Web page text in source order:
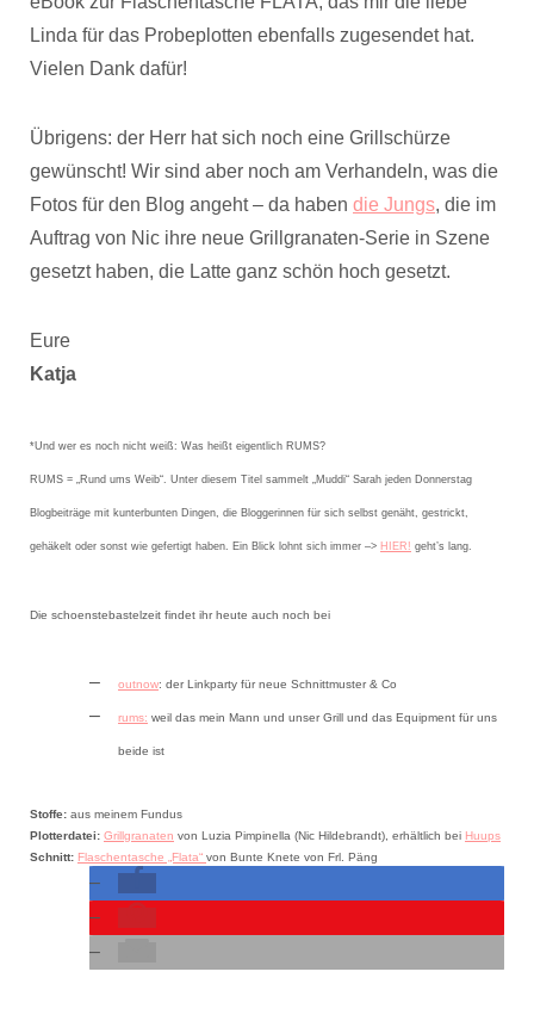
Linda für das Probeplotten ebenfalls zugesendet hat.
Vielen Dank dafür!
Übrigens: der Herr hat sich noch eine Grillschürze
gewünscht! Wir sind aber noch am Verhandeln, was die
Fotos für den Blog angeht – da haben die Jungs, die im
Auftrag von Nic ihre neue Grillgranaten-Serie in Szene
gesetzt haben, die Latte ganz schön hoch gesetzt.
Eure
Katja
*Und wer es noch nicht weiß: Was heißt eigentlich RUMS?
RUMS = „Rund ums Weib“. Unter diesem Titel sammelt „Muddi“ Sarah jeden Donnerstag
Blogbeiträge mit kunterbunten Dingen, die Bloggerinnen für sich selbst genäht, gestrickt,
gehäkelt oder sonst wie gefertigt haben. Ein Blick lohnt sich immer –> HIER! geht’s lang.
Die schoenstebastelzeit findet ihr heute auch noch bei
outnow: der Linkparty für neue Schnittmuster & Co
rums: weil das mein Mann und unser Grill und das Equipment für uns
beide ist
Stoffe: aus meinem Fundus
Plotterdatei: Grillgranaten von Luzia Pimpinella (Nic Hildebrandt), erhältlich bei Huups
Schnitt: Flaschentasche „Flata“ von Bunte Knete von Frl. Päng